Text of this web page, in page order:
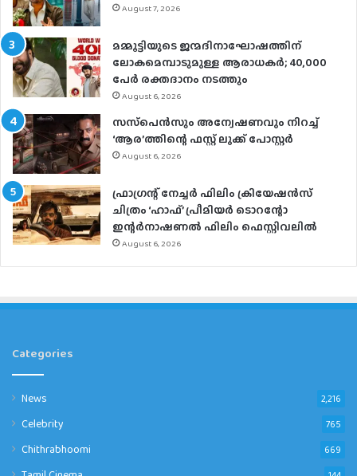
August 7, 2026
മമ്മൂട്ടിയുടെ ജന്മദിനാഘോഷത്തിന്
ലോകമെമ്പാടുമുള്ള ആരാധകര്‍; 40,000
പേര്‍ രക്തദാനം നടത്തും
August 6, 2026
സസ്‌പെന്‍സും അന്വേഷണവും നിറച്ച്
‘ആര’ത്തിന്റെ ഫസ്റ്റ് ലുക്ക് പോസ്റ്റര്‍
August 6, 2026
ഫ്രാഗ്രന്റ് നേച്ചര്‍ ഫിലിം ക്രിയേഷന്‍സ്
ചിത്രം ‘ഹാഫ്’ പ്രീമിയര്‍ ടൊറന്റോ
ഇന്റര്‍നാഷണല്‍ ഫിലിം ഫെസ്റ്റിവലില്‍
August 6, 2026
Categories
News 2,216
Celebrity 765
Chithrabhoomi 669